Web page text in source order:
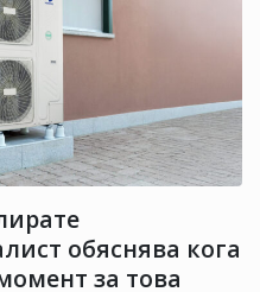
обяснява кога
за това